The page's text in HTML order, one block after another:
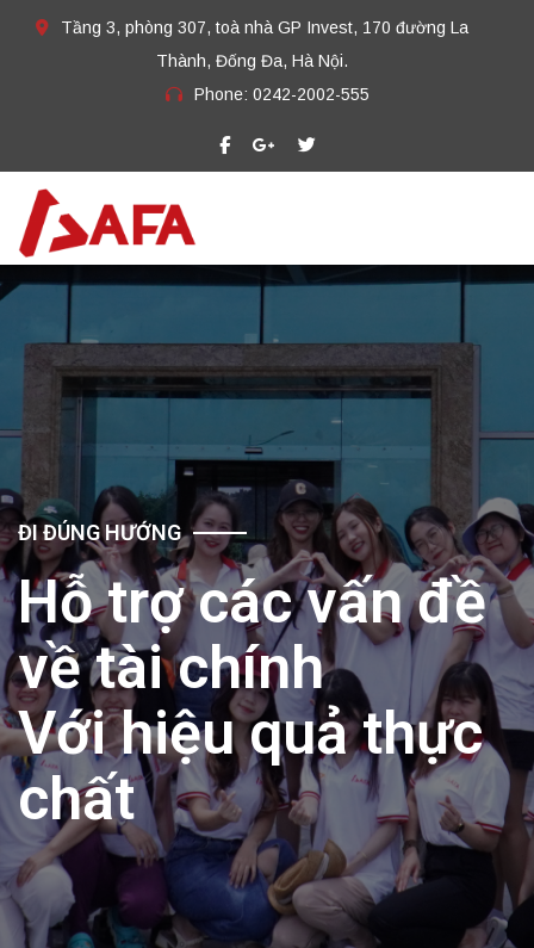
Tầng 3, phòng 307, toà nhà GP Invest, 170 đường La
Thành, Đống Đa, Hà Nội.
Phone: 0242-2002-555​
ĐI ĐÚNG HƯỚNG
Hỗ trợ các vấn đề
về tài chính
Với hiệu quả thực
chất